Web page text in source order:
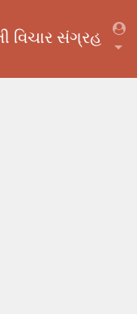
વિચાર સંગ્રહ